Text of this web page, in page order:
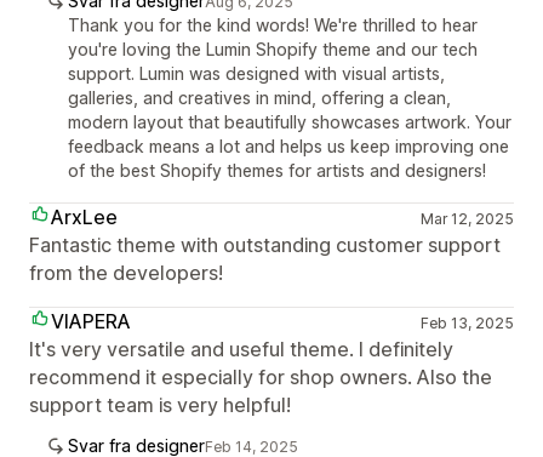
Thank you for the kind words! We're thrilled to hear
you're loving the Lumin Shopify theme and our tech
support. Lumin was designed with visual artists,
galleries, and creatives in mind, offering a clean,
modern layout that beautifully showcases artwork. Your
feedback means a lot and helps us keep improving one
of the best Shopify themes for artists and designers!
ArxLee Mar 12, 2025
Fantastic theme with outstanding customer support
from the developers!
VIAPERA
Feb 13, 2025
It's very versatile and useful theme. I definitely
recommend it especially for shop owners. Also the
support team is very helpful!
Svar fra designerFeb 14, 2025